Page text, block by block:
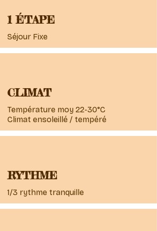
1 ÉTAPE
Séjour Fixe
CLIMAT
Température moy 22-30°C
Climat ensoleillé / tempéré
RYTHME
1/3 rythme tranquille